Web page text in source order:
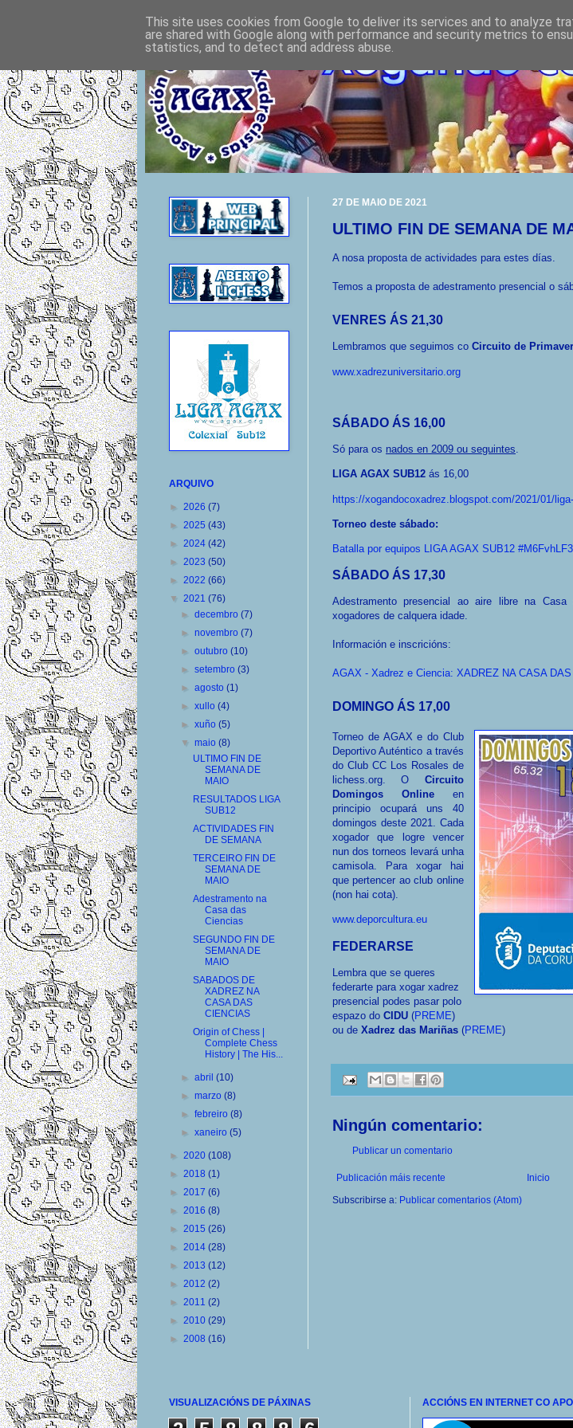
27 DE MAIO DE 2021
ULTIMO FIN DE SEMANA DE
A nosa proposta de actividades para estes días.
Temos a proposta de adestramento presencial o
VENRES ÁS 21,30
Lembramos que seguimos co Circuito de
www.xadrezuniversitario.org
SÁBADO ÁS 16,00
Só para os nados en 2009 ou seguintes.
LIGA AGAX SUB12 ás 16,00
https://xogandocoxadrez.blogspot.com/2021/01/
Torneo deste sábado:
Batalla por equipos LIGA AGAX SUB12
SÁBADO ÁS 17,30
Adestramento presencial ao aire libre na
xogadores de calquera idade.
Información e inscricións:
AGAX - Xadrez e Ciencia: XADREZ NA CASA
DOMINGO ÁS 17,00
Torneo de AGAX e do Club
Deportivo Auténtico a través
do Club CC Los Rosales de
lichess.org. O Circuito
Domingos Onlineen
principio ocupará uns 40
domingos deste 2021. Cada
xogador que logre vencer
nun dos torneos levará unha
camisola. Para xogar hai
que pertencer ao club online
(non hai cota).
www.deporcultura.eu
FEDERARSE
Lembra que se queres
federarte para xogar xadrez
presencial podes pasar polo
espazo do CIDU (PREME)
ou de Xadrez das Mariñas (PREME)
Ningún comentario:
Publicar un comentario
Publicación máis recente
Inicio
Subscribirse a: Publicar comentarios (Atom)
ARQUIVO
► 2026 (7)
► 2025 (43)
► 2024 (42)
► 2023 (50)
► 2022 (66)
▼ 2021 (76)
►decembro(7)
►novembro(7)
►outubro(10)
►setembro(3)
►agosto(1)
►xullo(4)
►xuño(5)
▼maio(8)
ULTIMO FIN DE
SEMANA DE
MAIO
RESULTADOS LIGA
SUB12
ACTIVIDADES FIN
DE SEMANA
TERCEIRO FIN DE
SEMANA DE
MAIO
Adestramento na
Casa das
Ciencias
SEGUNDO FIN DE
SEMANA DE
MAIO
SABADOS DE
XADREZ NA
CASA DAS
CIENCIAS
Origin of Chess |
Complete Chess
History | The His...
►abril(10)
►marzo(8)
►febreiro(8)
►xaneiro(5)
► 2020 (108)
► 2018 (1)
► 2017 (6)
► 2016 (8)
► 2015 (26)
► 2014 (28)
► 2013 (12)
► 2012 (2)
► 2011 (2)
► 2010 (29)
► 2008 (16)
VISUALIZACIÓNS DE PÁXINAS ACCIÓNS EN INTERNET CO
This site uses cookies from Google to deliver its services and to analyze
are shared with Google along with performance and security metrics to
statistics, and to detect and address abuse.